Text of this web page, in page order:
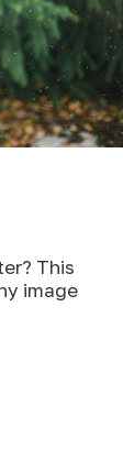
This
image